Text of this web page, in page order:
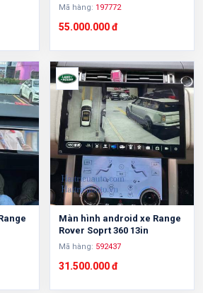
Mã hàng: 197772
55.000.000 đ
Màn hình android xe Range
Rover Soprt 360 13in
Mã hàng: 592437
31.500.000 đ